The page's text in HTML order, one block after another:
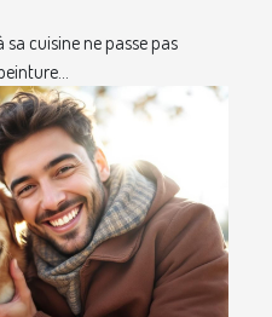
cuisine ne passe pas